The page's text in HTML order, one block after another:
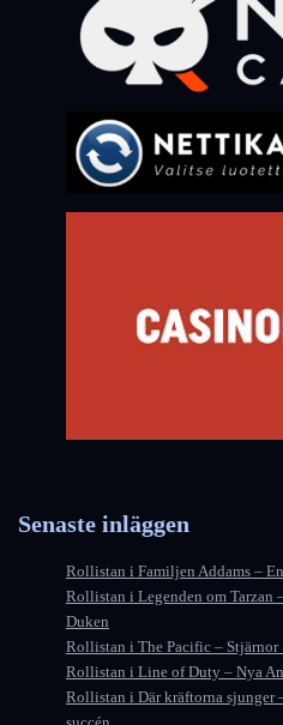
Senaste inläggen
Rollistan i Familjen Addams –
Rollistan i Legenden om Tarzan
Duken
Rollistan i The Pacific – Stjärnor
Rollistan i Line of Duty – Nya
Rollistan i Där kräftorna sjunger